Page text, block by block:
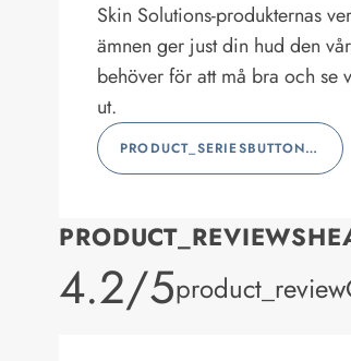
Skin Solutions-produkternas
ämnen ger just din hud den
behöver för att må bra och se
ut.
PRODUCT_SERIESBUTTONLABEL
product_rating
4.2/5